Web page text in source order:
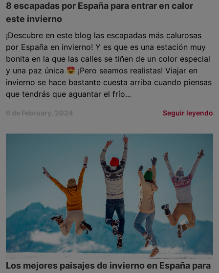
8 escapadas por España para entrar en calor
este invierno
¡Descubre en este blog las escapadas más calurosas
por España en invierno! Y es que es una estación muy
bonita en la que las calles se tiñen de un color especial
y una paz única
¡Pero seamos realistas! Viajar en
invierno se hace bastante cuesta arriba cuando piensas
que tendrás que aguantar el frío...
6 de February, 2024 Seguir leyendo
Los mejores paisajes de invierno en España para